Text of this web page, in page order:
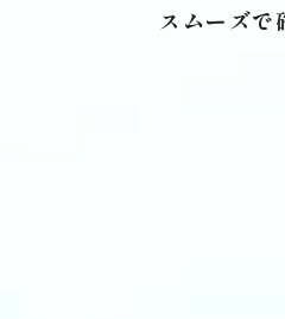
スムーズで